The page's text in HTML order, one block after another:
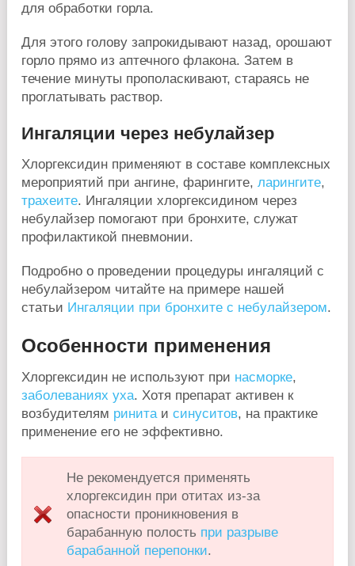
для обработки горла.
Для этого голову запрокидывают назад, орошают
горло прямо из аптечного флакона. Затем в
течение минуты прополаскивают, стараясь не
проглатывать раствор.
Ингаляции через небулайзер
Хлоргексидин применяют в составе комплексных
мероприятий при ангине, фарингите, ларингите,
трахеите. Ингаляции хлоргексидином через
небулайзер помогают при бронхите, служат
профилактикой пневмонии.
Подробно о проведении процедуры ингаляций с
небулайзером читайте на примере нашей
статьи Ингаляции при бронхите с небулайзером.
Особенности применения
Хлоргексидин не используют при насморке,
заболеваниях уха. Хотя препарат активен к
возбудителям ринитаи синуситов, на практике
применение его не эффективно.
Не рекомендуется применять
хлоргексидин при отитах из-за
опасности проникновения в
барабанную полость при разрыве
барабанной перепонки.